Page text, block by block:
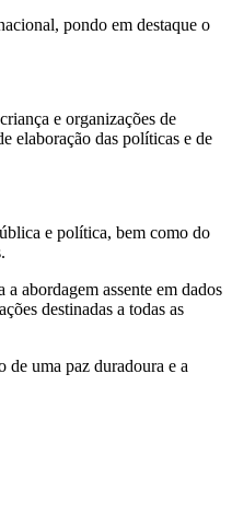
pondo em destaque o
e organizações de
elaboração das políticas e de
e política, bem como do
abordagem assente em dados
destinadas a todas as
de uma paz duradoura e a